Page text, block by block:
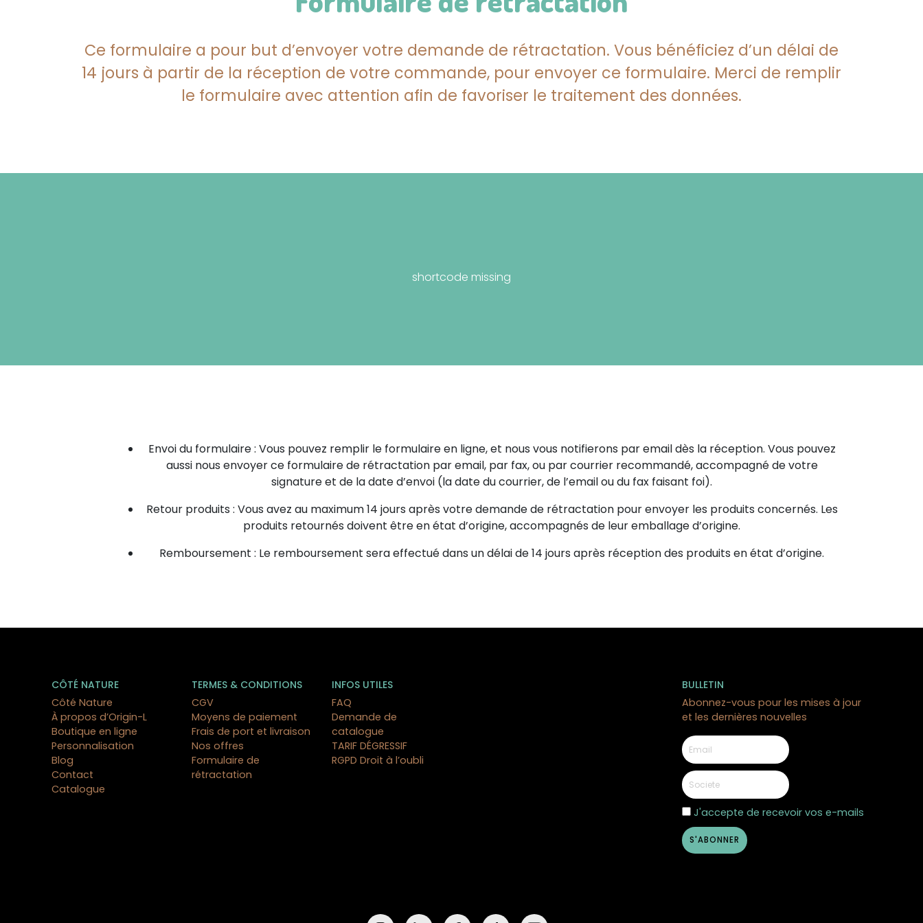
Ce formulaire a pour but d’envoyer votre demande de rétractation. Vous bénéficiez d’un délai de
14 jours à partir de la réception de votre commande, pour envoyer ce formulaire. Merci de remplir
le formulaire avec attention afin de favoriser le traitement des données.
shortcode missing
Envoi du formulaire : Vous pouvez remplir le formulaire en ligne, et nous vous notifierons par email dès la réception. Vous pouvez
aussi nous envoyer ce formulaire de rétractation par email, par fax, ou par courrier recommandé, accompagné de votre
signature et de la date d’envoi (la date du courrier, de l’email ou du fax faisant foi).
Retour produits : Vous avez au maximum 14 jours après votre demande de rétractation pour envoyer les produits concernés. Les
produits retournés doivent être en état d’origine, accompagnés de leur emballage d’origine.
Remboursement : Le remboursement sera effectué dans un délai de 14 jours après réception des produits en état d’origine.
CÔTÉ NATURE
Côté Nature
À propos d’Origin-L
Boutique en ligne
Personnalisation
Blog
Contact
Catalogue
TERMES & CONDITIONS
CGV
Moyens de paiement
Frais de port et livraison
Nos offres
Formulaire de
rétractation
INFOS UTILES
FAQ
Demande de
catalogue
TARIF DÉGRESSIF
RGPD Droit à l’oubli
BULLETIN
Abonnez-vous pour les mises à jour
et les dernières nouvelles
J'accepte de recevoir vos e-mails